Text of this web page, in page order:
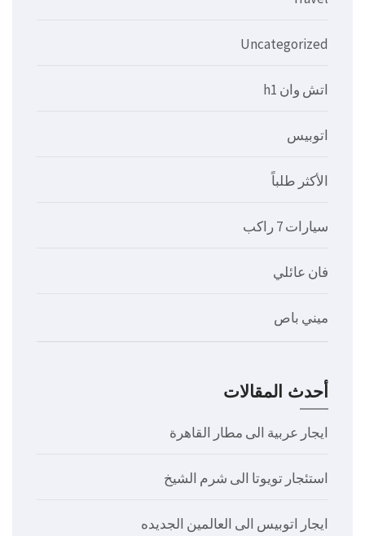
Uncategorized
اتش وان h1
اتوبيس
الأكثر طلباً
سيارات 7 راكب
فان عائلي
ميني باص
أحدث المقالات
ايجار عربية الى مطار القاهرة
استئجار تويوتا الى شرم الشيخ
ايجار اتوبيس الى العالمين الجديده